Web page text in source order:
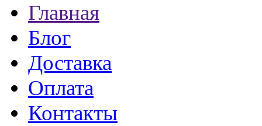
Главная
Блог
Доставка
Оплата
Контакты